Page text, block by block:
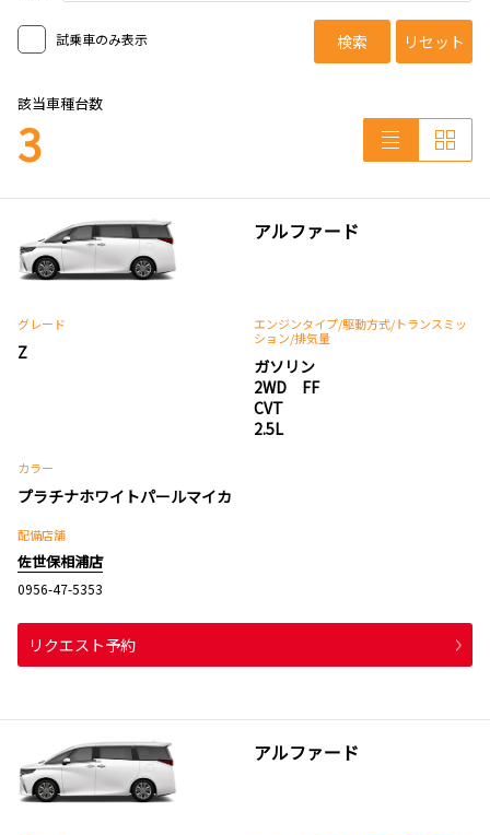
試乗車のみ表示 検索 リセット
該当車種台数
3
アルファード
グレード
Z
エンジンタイプ/駆動方式/トランスミッ
ション/排気量
ガソリン
2WD FF
CVT
2.5L
カラー
プラチナホワイトパールマイカ
配備店舗
佐世保相浦店
0956-47-5353
リクエスト予約
アルファード